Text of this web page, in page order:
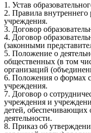
1. Устав
2. Правила внутреннего
учреждения.
3. Договор
4. Договор
(законными
5. Положение о
общественных (в том
организаций
6. Положения о формах
учреждения.
7. Договор о
учреждения и
детей, обеспечивающих
деятельности.
8. Приказ об